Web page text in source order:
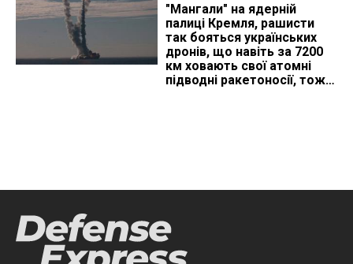
"Мангали" на ядерній
палиці Кремля, рашисти
так бояться українських
дронів, що навіть за 7200
км ховають свої атомні
підводні ракетоносії, тож